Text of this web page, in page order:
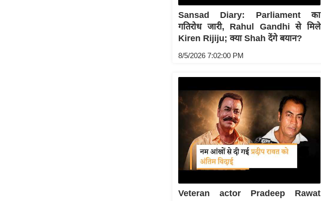
Sansad Diary: Parliament का
गतिरोध जारी, Rahul Gandhi से मिले
Kiren Rijiju; क्या Shah देंगे बयान?
8/5/2026 7:02:00 PM
Veteran actor Pradeep Rawat